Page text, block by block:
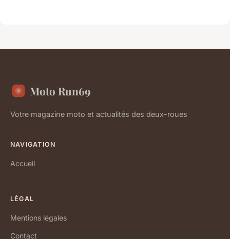
Moto Run69
Votre magazine moto et actualités des deux-roues
NAVIGATION
Accueil
LÉGAL
Mentions légales
Contact